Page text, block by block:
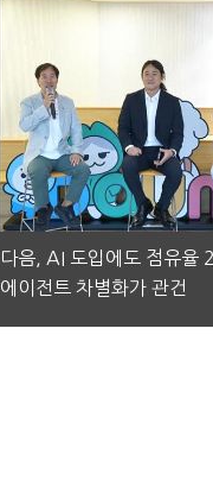
다음, AI 도입에도 점유율
에이전트 차별화가 관건